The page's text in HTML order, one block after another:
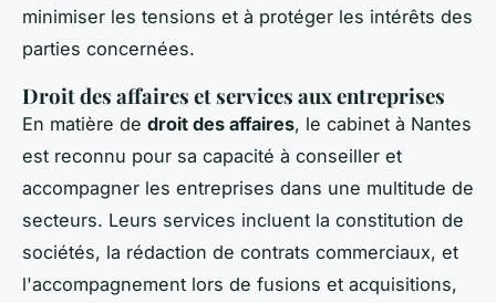
minimiser les tensions et à protéger les intérêts des
parties concernées.
Droit des affaires et services aux entreprises
En matière de droit des affaires, le cabinet à Nantes
est reconnu pour sa capacité à conseiller et
accompagner les entreprises dans une multitude de
secteurs. Leurs services incluent la constitution de
sociétés, la rédaction de contrats commerciaux, et
l'accompagnement lors de fusions et acquisitions,